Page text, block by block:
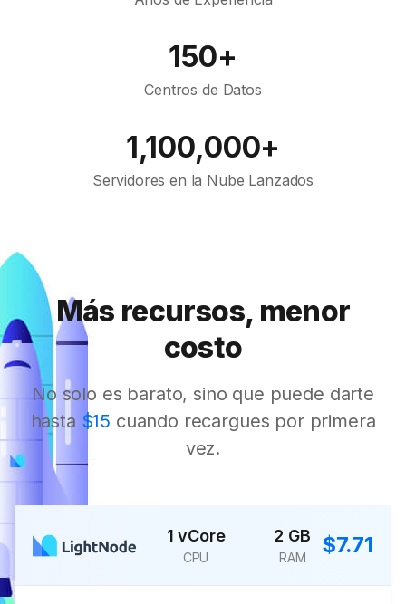
150+
Centros de Datos
1,100,000+
Servidores en la Nube Lanzados
Más recursos, menor
costo
No solo es barato, sino que puede darte
hasta $15 cuando recargues por primera
vez.
1 vCore
CPU
2 GB
RAM $7.71